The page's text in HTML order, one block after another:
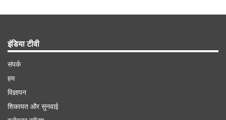
इंडिया टीवी
संपर्क
हम
विज्ञापन
शिकायत और सुनवाई